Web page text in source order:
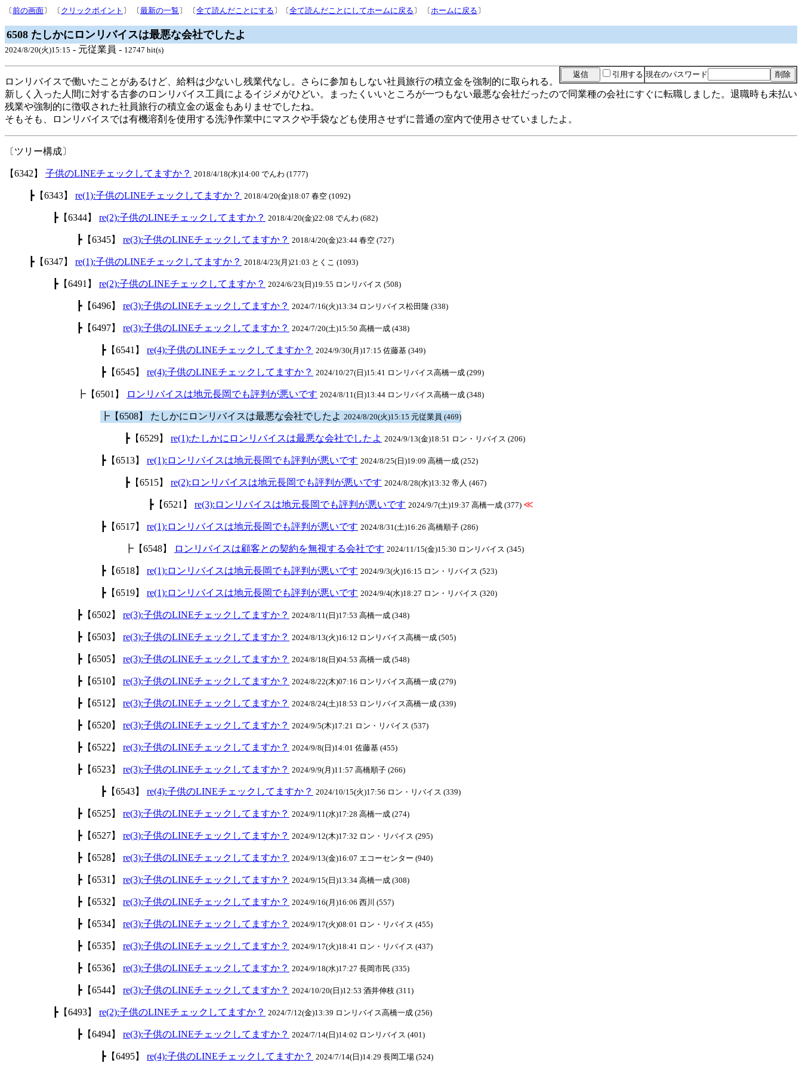
〔前の画面〕 〔 クリックポイント 〕 〔最新の一覧 〕 〔全て読んだことにする 〕〔全て読んだことにしてホームに戻る 〕 〔ホームに戻る 〕
6508 たしかにロンリバイスは最悪な会社でしたよ
2024/8/20(火)15:15 - 元従業員 - 12747 hit(s)
引用する 現在のパスワード
ロンリバイスで働いたことがあるけど、給料は少ないし残業代なし。さらに参加もしない社員旅行の積立金を強制的に取られる。
新しく入った人間に対する古参のロンリバイス工員によるイジメがひどい。まったくいいところが一つもない最悪な会社だったので同業種の会社にすぐに転職しました。退職時も未払い
残業や強制的に徴収された社員旅行の積立金の返金もありませでしたね。
そもそも、ロンリバイスでは有機溶剤を使用する洗浄作業中にマスクや手袋なども使用させずに普通の室内で使用させていましたよ。
〔ツリー構成〕
【6342】 子供のLINEチェックしてますか？ 2018/4/18(水)14:00 でんわ (1777)
┣【6343】 re(1):子供のLINEチェックしてますか？ 2018/4/20(金)18:07 春空 (1092)
┣【6344】 re(2):子供のLINEチェックしてますか？ 2018/4/20(金)22:08 でんわ (682)
┣【6345】 re(3):子供のLINEチェックしてますか？ 2018/4/20(金)23:44 春空 (727)
┣【6347】 re(1):子供のLINEチェックしてますか？ 2018/4/23(月)21:03 とくこ (1093)
┣【6491】 re(2):子供のLINEチェックしてますか？ 2024/6/23(日)19:55 ロンリバイス (508)
┣【6496】 re(3):子供のLINEチェックしてますか？ 2024/7/16(火)13:34 ロンリバイス松田隆 (338)
┣【6497】 re(3):子供のLINEチェックしてますか？ 2024/7/20(土)15:50 高橋一成 (438)
┣【6541】 re(4):子供のLINEチェックしてますか？ 2024/9/30(月)17:15 佐藤基 (349)
┣【6545】 re(4):子供のLINEチェックしてますか？ 2024/10/27(日)15:41 ロンリバイス高橋一成 (299)
┣【6501】 ロンリバイスは地元長岡でも評判が悪いです 2024/8/11(日)13:44 ロンリバイス高橋一成 (348)
┣【6508】 たしかにロンリバイスは最悪な会社でしたよ 2024/8/20(火)15:15 元従業員 (469)
┣【6529】 re(1):たしかにロンリバイスは最悪な会社でしたよ 2024/9/13(金)18:51 ロン・リバイス (206)
┣【6513】 re(1):ロンリバイスは地元長岡でも評判が悪いです 2024/8/25(日)19:09 高橋一成 (252)
┣【6515】 re(2):ロンリバイスは地元長岡でも評判が悪いです 2024/8/28(水)13:32 帝人 (467)
┣【6521】 re(3):ロンリバイスは地元長岡でも評判が悪いです 2024/9/7(土)19:37 高橋一成 (377) ≪
┣【6517】 re(1):ロンリバイスは地元長岡でも評判が悪いです 2024/8/31(土)16:26 高橋順子 (286)
┣【6548】 ロンリバイスは顧客との契約を無視する会社です 2024/11/15(金)15:30 ロンリバイス (345)
┣【6518】 re(1):ロンリバイスは地元長岡でも評判が悪いです 2024/9/3(火)16:15 ロン・リバイス (523)
┣【6519】 re(1):ロンリバイスは地元長岡でも評判が悪いです 2024/9/4(水)18:27 ロン・リバイス (320)
┣【6502】 re(3):子供のLINEチェックしてますか？ 2024/8/11(日)17:53 高橋一成 (348)
┣【6503】 re(3):子供のLINEチェックしてますか？ 2024/8/13(火)16:12 ロンリバイス高橋一成 (505)
┣【6505】 re(3):子供のLINEチェックしてますか？ 2024/8/18(日)04:53 高橋一成 (548)
┣【6510】 re(3):子供のLINEチェックしてますか？ 2024/8/22(木)07:16 ロンリバイス高橋一成 (279)
┣【6512】 re(3):子供のLINEチェックしてますか？ 2024/8/24(土)18:53 ロンリバイス高橋一成 (339)
┣【6520】 re(3):子供のLINEチェックしてますか？ 2024/9/5(木)17:21 ロン・リバイス (537)
┣【6522】 re(3):子供のLINEチェックしてますか？ 2024/9/8(日)14:01 佐藤基 (455)
┣【6523】 re(3):子供のLINEチェックしてますか？ 2024/9/9(月)11:57 高橋順子 (266)
┣【6543】 re(4):子供のLINEチェックしてますか？ 2024/10/15(火)17:56 ロン・リバイス (339)
┣【6525】 re(3):子供のLINEチェックしてますか？ 2024/9/11(水)17:28 高橋一成 (274)
┣【6527】 re(3):子供のLINEチェックしてますか？ 2024/9/12(木)17:32 ロン・リバイス (295)
┣【6528】 re(3):子供のLINEチェックしてますか？ 2024/9/13(金)16:07 エコーセンター (940)
┣【6531】 re(3):子供のLINEチェックしてますか？ 2024/9/15(日)13:34 高橋一成 (308)
┣【6532】 re(3):子供のLINEチェックしてますか？ 2024/9/16(月)16:06 西川 (557)
┣【6534】 re(3):子供のLINEチェックしてますか？ 2024/9/17(火)08:01 ロン・リバイス (455)
┣【6535】 re(3):子供のLINEチェックしてますか？ 2024/9/17(火)18:41 ロン・リバイス (437)
┣【6536】 re(3):子供のLINEチェックしてますか？ 2024/9/18(水)17:27 長岡市民 (335)
┣【6544】 re(3):子供のLINEチェックしてますか？ 2024/10/20(日)12:53 酒井伸枝 (311)
┣【6493】 re(2):子供のLINEチェックしてますか？ 2024/7/12(金)13:39 ロンリバイス高橋一成 (256)
┣【6494】 re(3):子供のLINEチェックしてますか？ 2024/7/14(日)14:02 ロンリバイス (401)
┣【6495】 re(4):子供のLINEチェックしてますか？ 2024/7/14(日)14:29 長岡工場 (524)